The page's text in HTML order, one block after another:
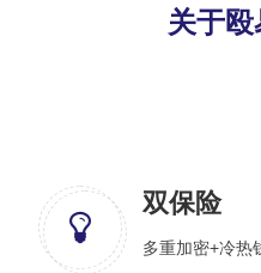
关于
双保险
多重加密+冷热